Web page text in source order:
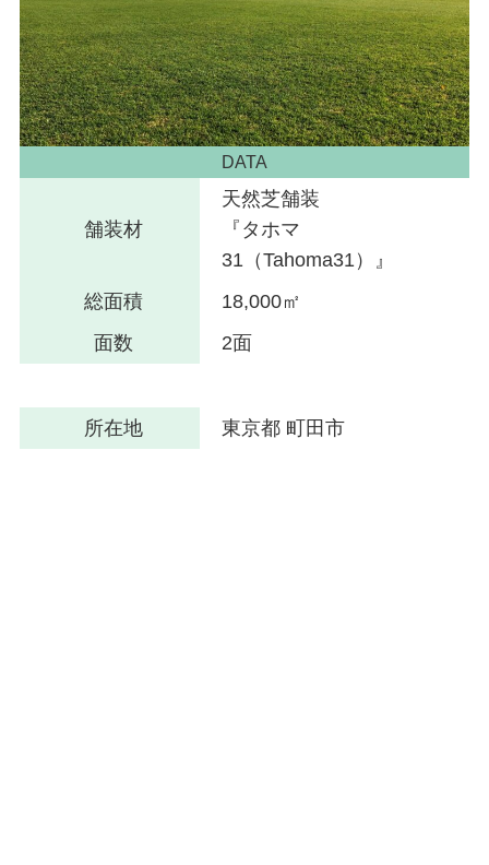
DATA
舗装材
天然芝舗装
『タホマ
31（Tahoma31）』
総面積
18,000㎡
面数
2面
所在地 東京都 町田市